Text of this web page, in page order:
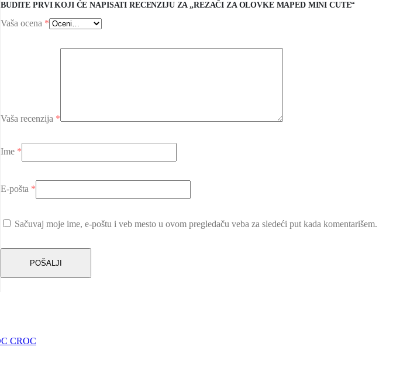
BUDITE PRVI KOJI ĆE NAPISATI RECENZIJU ZA „REZAČI ZA OLOVKE MAPED MINI CUTE“
Vaša ocena *
Vaša recenzija *
Ime *
E-pošta *
Sačuvaj moje ime, e-poštu i veb mesto u ovom pregledaču veba za sledeći put kada komentarišem.